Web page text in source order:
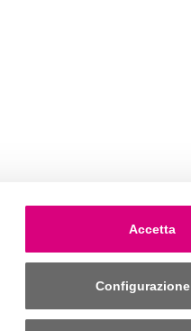
Accetta
Configurazione